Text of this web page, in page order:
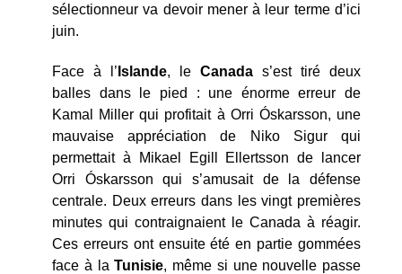
sélectionneur va devoir mener à leur terme d’ici
juin.
Face à l’ Islande, le Canada s’est tiré deux
balles dans le pied : une énorme erreur de
Kamal Miller qui profitait à Orri Óskarsson, une
mauvaise appréciation de Niko Sigur qui
permettait à Mikael Egill Ellertsson de lancer
Orri Óskarsson qui s’amusait de la défense
centrale. Deux erreurs dans les vingt premières
minutes qui contraignaient le Canada à réagir.
Ces erreurs ont ensuite été en partie gommées
face à laTunisie, même si une nouvelle passe